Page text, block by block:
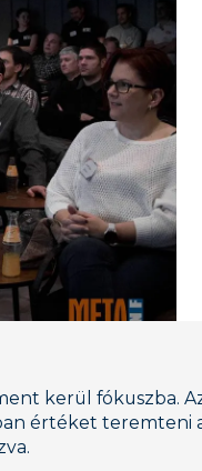
kerül fókuszba.
értéket teremteni